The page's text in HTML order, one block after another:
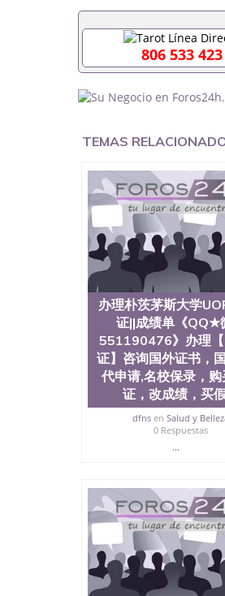
业证成绩单，学校，
551190476假的毕业
业单位/国企假的毕
内能用吗, 挂科拿不
证吗,您是否因为中途
么办551190476找工
551190476哪里可以
哪里可以修改成绩单
何拿到国外毕业证QQ
551190476找毕业证
微信551190476快速
证QQ微信551190476
QQ微信551190476外
学回国证明QQ微信
国外文凭质量QQ微
551190476办国外文
格QQ微信
查文凭QQ微信
551190476 国外资格
微信551190476 圣何
称SJSU，是加州历史
154公顷。它是一所
资，浓厚的多元化学
每年有来自世界各地
习机会和影响力的高
今美国大学教学排名
州立大学系统(CSU),
(Silicon Valley), 于附
科和65个硕士学科，
商管理学，艺术设计
不同国家的专业人士
公司确认到账转制作
成品做好拍照或者视
806 533 423
TEMAS
办理朴茨茅斯大学
证||成绩单《QQ★
551190476》办理
证】咨询国外证书，
代申请,名校保录，
证，改成绩，买
dfns enSalud y
0 Respuestas
...